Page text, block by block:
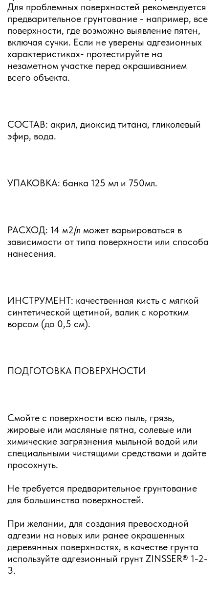
Для проблемных поверхностей рекомендуется
предварительное грунтование - например, все
поверхности, где возможно выявление пятен,
включая сучки. Если не уверены адгезионных
характеристиках- протестируйте на
незаметном участке перед окрашиванием
всего объекта.
СОСТАВ: акрил, диоксид титана, гликолевый
эфир, вода.
УПАКОВКА: банка 125 мл и 750мл.
РАСХОД: 14 м2/л может варьироваться в
зависимости от типа поверхности или способа
нанесения.
ИНСТРУМЕНТ: качественная кисть с мягкой
синтетической щетиной, валик с коротким
ворсом (до 0,5 см).
ПОДГОТОВКА ПОВЕРХНОСТИ
Смойте с поверхности всю пыль, грязь,
жировые или масляные пятна, солевые или
химические загрязнения мыльной водой или
специальными чистящими средствами и дайте
просохнуть.
Не требуется предварительное грунтование
для большинства поверхностей.
При желании, для создания превосходной
адгезии на новых или ранее окрашенных
деревянных поверхностях, в качестве грунта
используйте адгезионный грунт ZINSSER® 1-2-
3.